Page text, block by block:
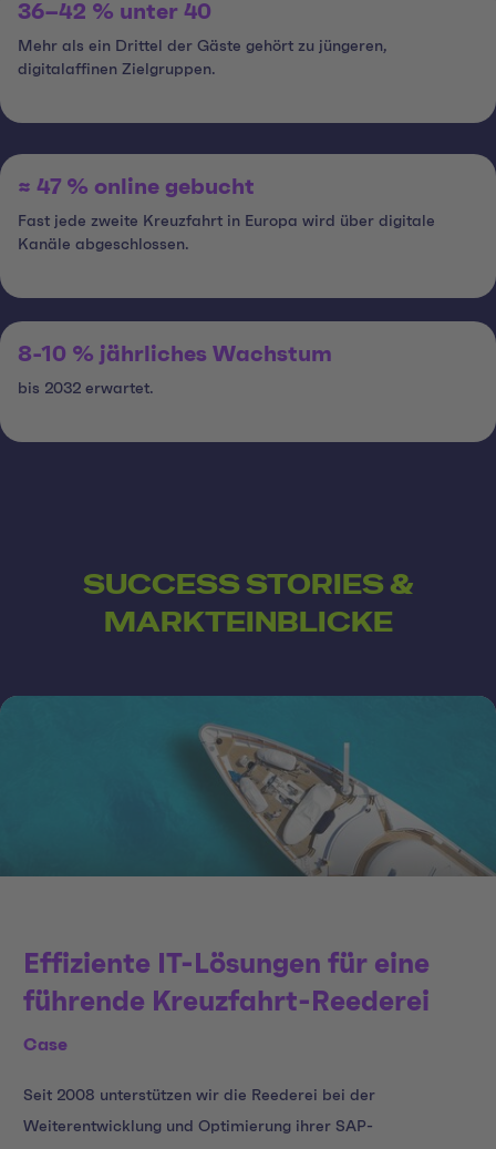
36–42 % unter 40
Mehr als ein Drittel der Gäste gehört zu jüngeren,
digitalaffinen Zielgruppen.
≈ 47 % online gebucht
Fast jede zweite Kreuzfahrt in Europa wird über digitale
Kanäle abgeschlossen.
8-10 % jährliches Wachstum
bis 2032 erwartet.
SUCCESS STORIES &
MARKTEINBLICKE
Effiziente IT-Lösungen für eine
führende Kreuzfahrt-Reederei
Case
Seit 2008 unterstützen wir die Reederei bei der
Weiterentwicklung und Optimierung ihrer SAP-